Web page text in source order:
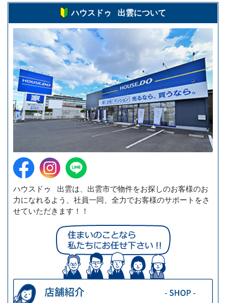
ハウスドゥ 出雲について
ハウスドゥ 出雲は、出雲市で物件をお探しのお客様のお
力になれるよう、社員一同、全力でお客様のサポートをさ
せていただきます！！